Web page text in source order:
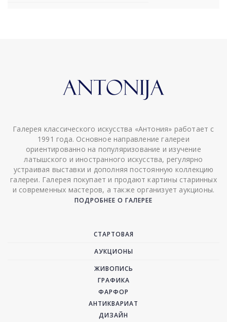
Галерея классического искусства «Антония» работает с
1991 года. Основное направление галереи
ориентированно на популяризование и изучение
латышского и иностранного искусства, регулярно
устраивая выставки и дополняя постоянную коллекцию
галереи. Галерея покупает и продают картины старинных
и современных мастеров, а также организует аукционы.
ПОДРОБНЕЕ О ГАЛЕРЕЕ
СТАРТОВАЯ
АУКЦИОНЫ
ЖИВОПИСЬ
ГРАФИКА
ФАРФОР
АНТИКВАРИАТ
ДИЗАЙН